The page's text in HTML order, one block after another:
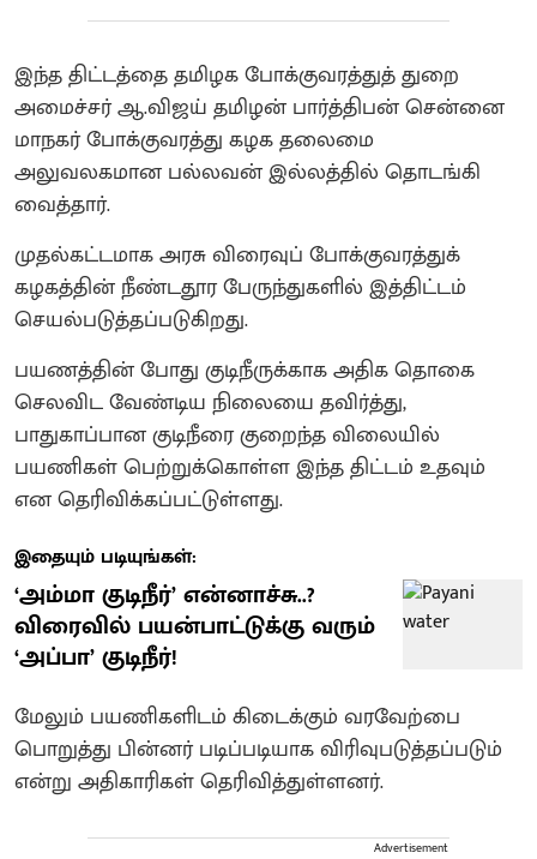
இந்த திட்டத்தை தமிழக போக்குவரத்துத் துறை
அமைச்சர் ஆ.விஜய் தமிழன் பார்த்திபன் சென்னை
மாநகர் போக்குவரத்து கழக தலைமை
அலுவலகமான பல்லவன் இல்லத்தில் தொடங்கி
வைத்தார்.
முதல்கட்டமாக அரசு விரைவுப் போக்குவரத்துக்
கழகத்தின் நீண்டதூர பேருந்துகளில் இத்திட்டம்
செயல்படுத்தப்படுகிறது.
பயணத்தின் போது குடிநீருக்காக அதிக தொகை
செலவிட வேண்டிய நிலையை தவிர்த்து,
பாதுகாப்பான குடிநீரை குறைந்த விலையில்
பயணிகள் பெற்றுக்கொள்ள இந்த திட்டம் உதவும்
என தெரிவிக்கப்பட்டுள்ளது.
இதையும் படியுங்கள்:
‘அம்மா குடிநீர்’ என்னாச்சு..?
விரைவில் பயன்பாட்டுக்கு வரும்
‘அப்பா’ குடிநீர்!
மேலும் பயணிகளிடம் கிடைக்கும் வரவேற்பை
பொறுத்து பின்னர் படிப்படியாக விரிவுபடுத்தப்படும்
என்று அதிகாரிகள் தெரிவித்துள்ளனர்.
Advertisement